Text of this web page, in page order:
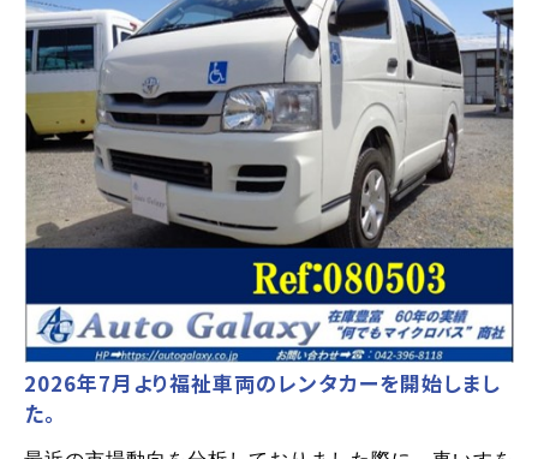
2026年7月より福祉車両のレンタカーを開始しまし
た。